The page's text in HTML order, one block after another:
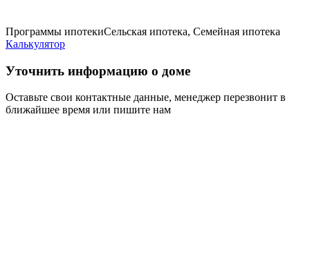
Программы ипотекиСельская ипотека, Семейная ипотека
Калькулятор
Уточнить информацию о доме
Оставьте свои контактные данные, менеджер перезвонит в
ближайшее время или пишите нам